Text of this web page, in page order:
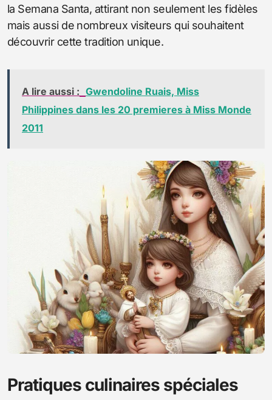
la Semana Santa, attirant non seulement les fidèles
mais aussi de nombreux visiteurs qui souhaitent
découvrir cette tradition unique.
A lire aussi : Gwendoline Ruais, Miss
Philippines dans les 20 premieres à Miss Monde
2011
Pratiques culinaires spéciales